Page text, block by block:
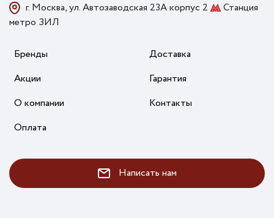
г. Москва, ул. Автозаводская 23А корпус 2
Станция
метро ЗИЛ
Бренды
Акции
О компании
Оплата
Доставка
Гарантия
Контакты
Написать нам